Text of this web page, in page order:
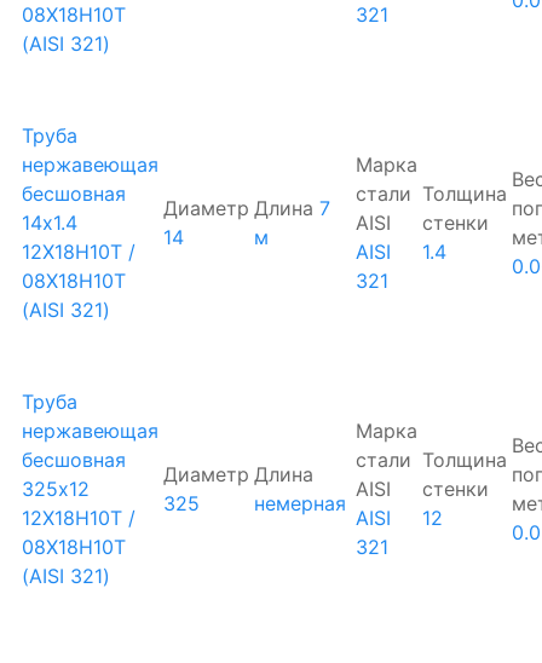
08Х18Н10Т
(AISI 321)
321
Труба
нержавеющая
бесшовная
14х1.4
12Х18Н10Т /
08Х18Н10Т
(AISI 321)
Диаметр
14
Длина 7
м
Марка
стали
AISI
AISI
321
Толщина
стенки
1.4
Труба
нержавеющая
бесшовная
325х12
12Х18Н10Т /
08Х18Н10Т
(AISI 321)
Диаметр
325
Длина
немерная
Марка
стали
AISI
AISI
321
Толщина
стенки
12